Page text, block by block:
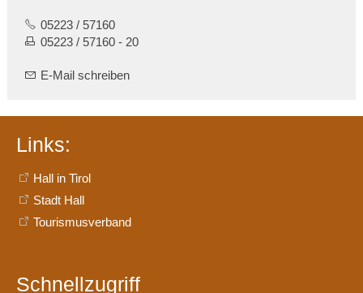
05223 / 57160
05223 / 57160 - 20
E-Mail schreiben
Links:
Hall in Tirol
Stadt Hall
Tourismusverband
Schnellzugriff